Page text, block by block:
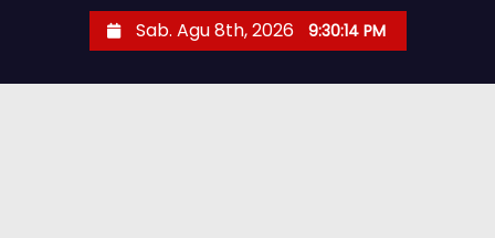
Sab. Agu 8th, 2026 9:30:15 PM